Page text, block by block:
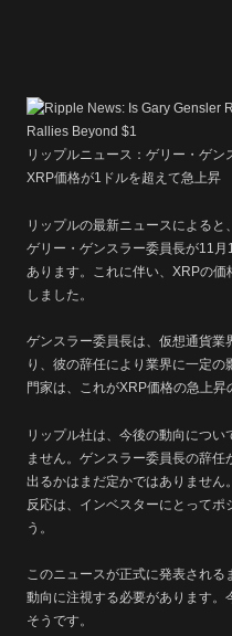
リップルニュース：ゲリー・ゲ
XRP価格が1ドルを超えて急上昇
リップルの最新ニュースによる
ゲリー・ゲンスラー委員長が11
あります。これに伴い、XRPの
しました。
ゲンスラー委員長は、仮想通貨業
り、彼の辞任により業界に一定
門家は、これがXRP価格の急上昇
リップル社は、今後の動向につ
ません。ゲンスラー委員長の辞
出るかはまだ定かではありませ
反応は、インベスターにとってポ
う。
このニュースが正式に発表され
動向に注視する必要があります。
そうです。